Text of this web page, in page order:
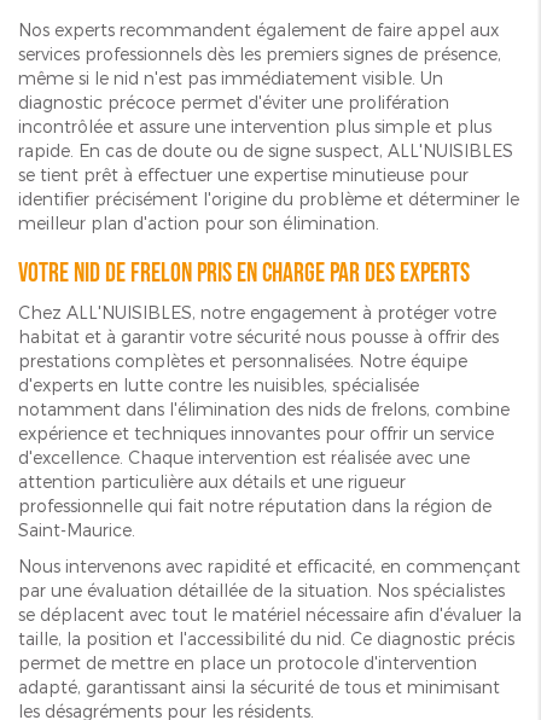
Nos experts recommandent également de faire appel aux
services professionnels dès les premiers signes de présence,
même si le nid n'est pas immédiatement visible. Un
diagnostic précoce permet d'éviter une prolifération
incontrôlée et assure une intervention plus simple et plus
rapide. En cas de doute ou de signe suspect, ALL'NUISIBLES
se tient prêt à effectuer une expertise minutieuse pour
identifier précisément l'origine du problème et déterminer le
meilleur plan d'action pour son élimination.
Votre nid de frelon pris en charge par des experts
Chez ALL'NUISIBLES, notre engagement à protéger votre
habitat et à garantir votre sécurité nous pousse à offrir des
prestations complètes et personnalisées. Notre équipe
d'experts en lutte contre les nuisibles, spécialisée
notamment dans l'élimination des nids de frelons, combine
expérience et techniques innovantes pour offrir un service
d'excellence. Chaque intervention est réalisée avec une
attention particulière aux détails et une rigueur
professionnelle qui fait notre réputation dans la région de
Saint-Maurice.
Nous intervenons avec rapidité et efficacité, en commençant
par une évaluation détaillée de la situation. Nos spécialistes
se déplacent avec tout le matériel nécessaire afin d'évaluer la
taille, la position et l'accessibilité du nid. Ce diagnostic précis
permet de mettre en place un protocole d'intervention
adapté, garantissant ainsi la sécurité de tous et minimisant
les désagréments pour les résidents.